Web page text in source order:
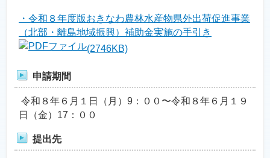
・令和８年度版おきなわ農林水産物県外出荷促進事業
（北部・離島地域振興）補助金実施の手引き
(2746KB)
申請期間
令和８年６月１日（月）9：００〜令和８年６月１９
日（金）17：００
提出先